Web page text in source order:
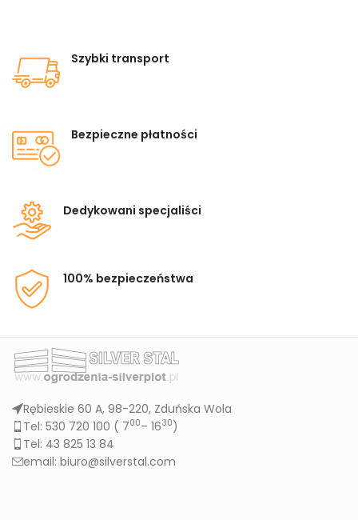
Szybki transport
Bezpieczne płatności
Dedykowani specjaliści
100% bezpieczeństwa
Rębieskie 60 A, 98-220, Zduńska Wola
Tel: 530 720 100 ( 700– 1630)
Tel: 43 825 13 84
email: biuro@silverstal.com